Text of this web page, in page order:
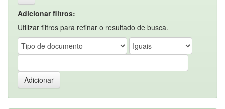
Adicionar filtros:
Utilizar filtros para refinar o resultado de busca.